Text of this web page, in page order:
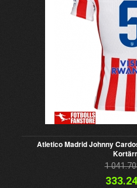
Atletico Madrid Johnny
1